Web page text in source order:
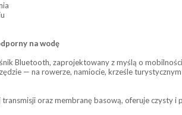
na wodę
Bluetooth, zaprojektowany z myślą o
— na rowerze, namiocie, krześle
oraz membranę basową, oferuje czysty i